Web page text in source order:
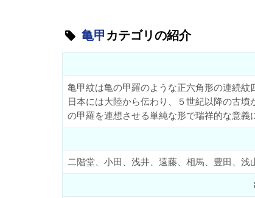
亀甲 カテゴリの紹介
亀甲紋は亀の甲羅のような正六角形の連続
日本には大陸から伝わり、５世紀以降の古
の甲羅を連想させる単純な形で瑞祥的な意義
二階堂、小田、浅井、遠藤、相馬、豊田、浅